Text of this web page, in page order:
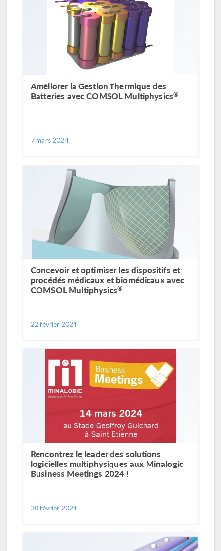
Améliorer la Gestion Thermique des
Batteries avec COMSOL Multiphysics®
7 mars 2024
Concevoir et optimiser les dispositifs et
procédés médicaux et biomédicaux avec
COMSOL Multiphysics®
22 février 2024
Rencontrez le leader des solutions
logicielles multiphysiques aux Minalogic
Business Meetings 2024 !
20 février 2024